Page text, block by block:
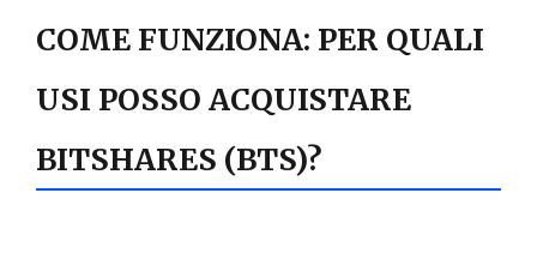
COME FUNZIONA: PER QUALI
USI POSSO ACQUISTARE
BITSHARES (BTS)?